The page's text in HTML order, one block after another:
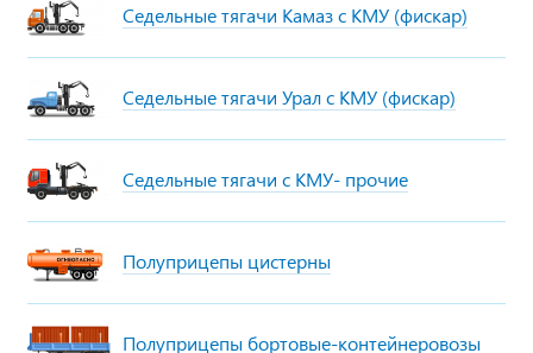
Седельные тягачи Камаз с КМУ (фискар)
Седельные тягачи Урал с КМУ (фискар)
Седельные тягачи с КМУ- прочие
Полуприцепы цистерны
Полуприцепы бортовые-контейнеровозы